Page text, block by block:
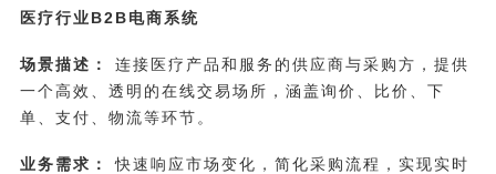
医疗行业B2B电商系统
场景描述： 连接医疗产品和服务的供应商与采购方，提供
一个高效、透明的在线交易场所，涵盖询价、比价、下
单、支付、物流等环节。
业务需求：快速响应市场变化，简化采购流程，实现实时